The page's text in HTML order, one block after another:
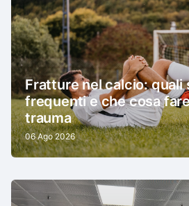
Fratture nel calcio: quali
frequenti e che cosa
trauma
06 Ago 2026